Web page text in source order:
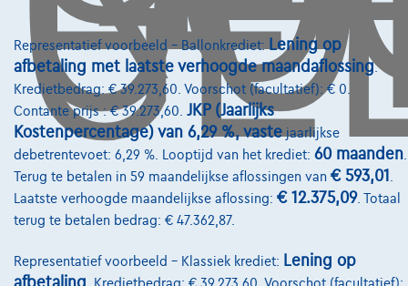
Representatief voorbeeld – Ballonkrediet:Lening op
afbetaling met laatste verhoogde maandaflossing.
Kredietbedrag: € 39.273,60. Voorschot (facultatief): € 0.
Contante prijs : € 39.273,60. JKP (Jaarlijks
Kostenpercentage) van 6,29 %, vastejaarlijkse
debetrentevoet: 6,29 %. Looptijd van het krediet: 60 maanden.
Terug te betalen in 59 maandelijkse aflossingen van € 593,01 .
Laatste verhoogde maandelijkse aflossing: € 12.375,09. Totaal
terug te betalen bedrag: € 47.362,87.
Representatief voorbeeld – Klassiek krediet: Lening op
Diensten & Oplossingen
Pechverhelping verzekering
Financiering
Autoverzekering